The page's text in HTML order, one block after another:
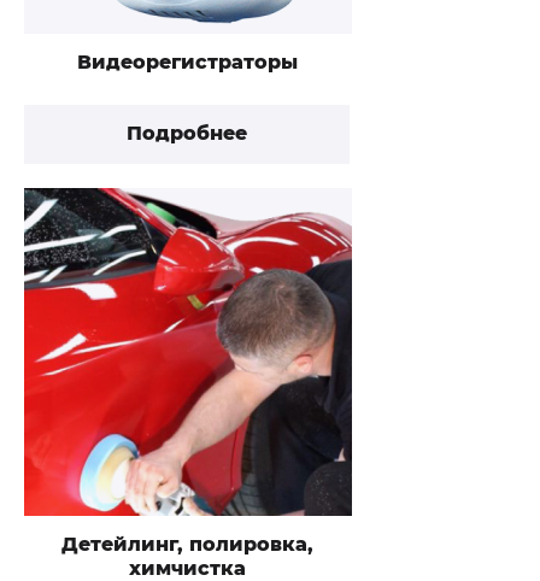
Видеорегистраторы
Подробнее
Детейлинг, полировка,
химчистка